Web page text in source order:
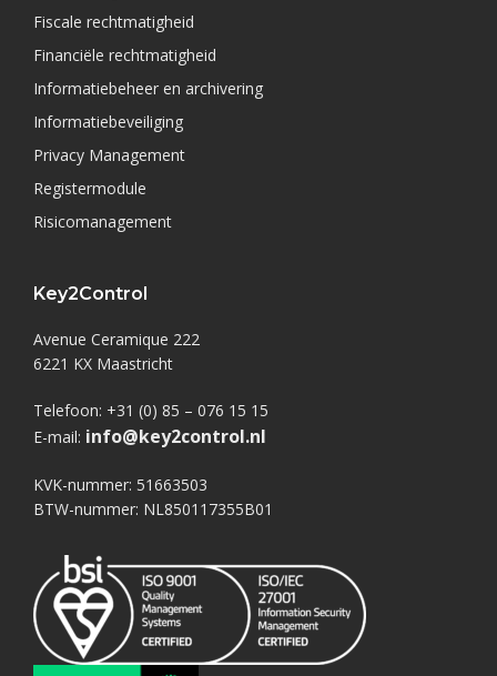
Fiscale rechtmatigheid
Financiële rechtmatigheid
Informatiebeheer en archivering
Informatiebeveiliging
Privacy Management
Registermodule
Risicomanagement
Key2Control
Avenue Ceramique 222
6221 KX Maastricht
Telefoon: +31 (0) 85 – 076 15 15
E-mail: info@key2control.nl
KVK-nummer: 51663503
BTW-nummer: NL850117355B01